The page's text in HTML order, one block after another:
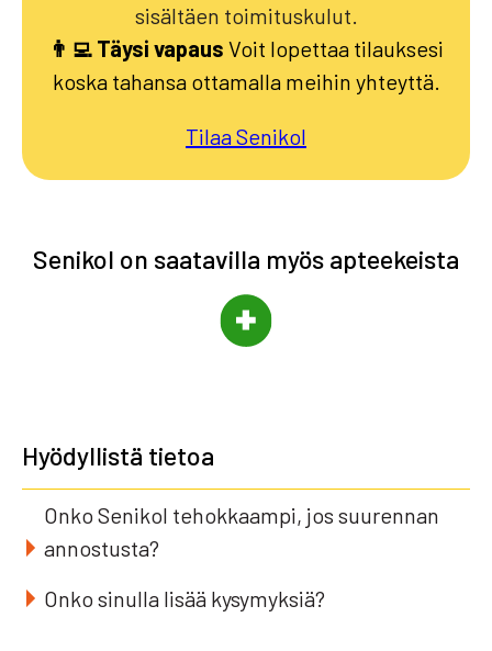
sisältäen toimituskulut.
👨‍💻 Täysi vapaus Voit lopettaa tilauksesi
koska tahansa ottamalla meihin yhteyttä.
Tilaa Senikol
Senikol on saatavilla myös apteekeista
Hyödyllistä tietoa
Onko Senikol tehokkaampi, jos suurennan
annostusta?
Onko sinulla lisää kysymyksiä?